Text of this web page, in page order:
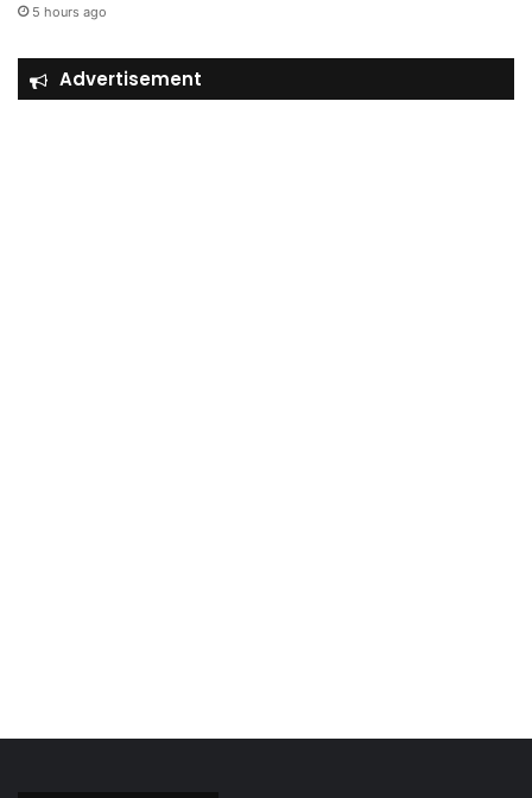
5 hours ago
Advertisement